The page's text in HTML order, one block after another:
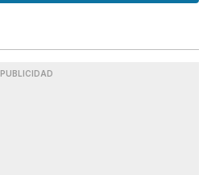
PUBLICIDAD